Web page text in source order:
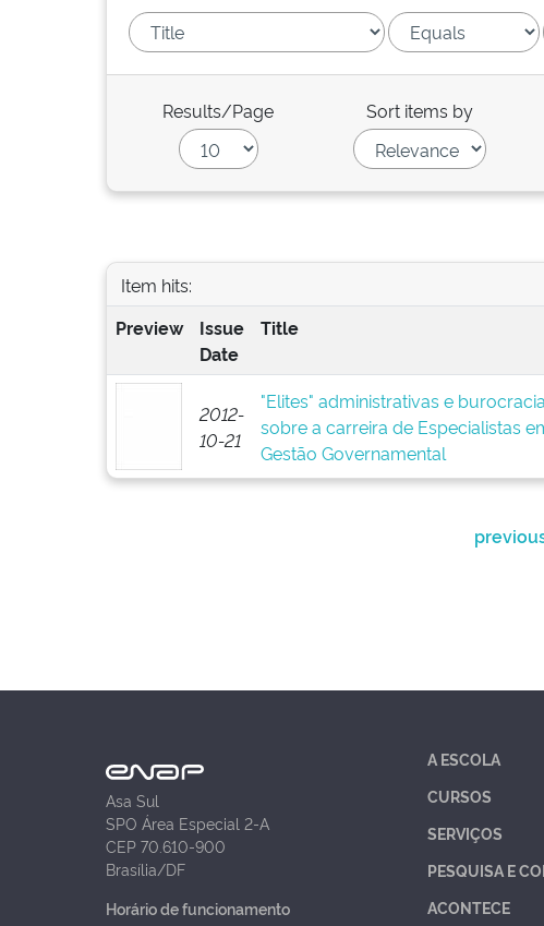
Results/Page Sort items by
Item hits:
Preview
Issue
Date
Title
2012-
10-21
"Elites" administrativas e
sobre a carreira de Especialistas
Gestão Governamental
Asa Sul
SPO Área Especial 2-A
CEP 70.610-900
Brasília/DF
Horário de funcionamento
A ESCOLA
CURSOS
SERVIÇOS
PESQUISA E
ACONTECE